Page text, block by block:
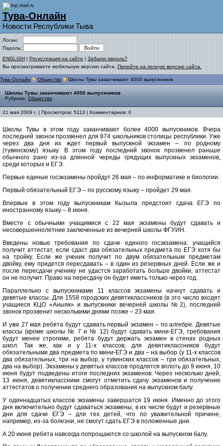
Тува-Онлайн
Новости Республики Тыва
Логин:
Пароль:
ENGLISH | Регистрация на сайте | Забыли пароль?
Вы просматриваете мобильную версию сайта. Перейти на полную версию сайта.
Тува-Онлайн Общество Школы Тувы заканчивают 4000 выпускников
Школы Тувы заканчивают 4000 выпускников
Рубрика: Общество
21 мая 2009 г. | Просмотров: 5113 | Комментариев: 0
Школы Тувы в этом году заканчивают более 4000 выпускников. Вчера
последний звонок прозвенел для 874 школьников столицы республики. Уже
через два дня их ждет первый выпускной экзамен – по родному
(тувинскому) языку. В этом году последний звонок прозвенел раньше
обычного рано из-за длинной череды грядущих выпускных экзаменов,
среди которых и ЕГЭ.
Первые единые госэкзамены пройдут 26 мая – по информатике и биологии.
Первый обязательный ЕГЭ – по русскому языку – пройдет 29 мая.
Впервые в этом году выпускникам Кызыла предстоит сдача ЕГЭ по
иностранному языку – 8 июня.
Вместе с обычными учащимися с 22 мая экзамены будут сдавать и
несовершеннолетние заключенные из вечерней школы ФГУИН.
Введены новые требования по сдаче единого госэкзамена: учащийся
получит аттестат, если сдаст два обязательных предмета по ЕГЭ хотя бы
на тройку. Если же ученик получит по двум обязательным предметам
двойку, ему придется пересдавать – в один из резервных дней. Если же и
после пересдачи ученику не удастся заработать больше двойки, аттестат
он не получит. Право на пересдачу он будет иметь только через год.
Параллельно с выпускниками 11 классов экзамены начнут сдавать и
девятые классы. Для 1558 городских девятиклассников (в это число входят
учащиеся КЦО «Аныяк» и выпускники вечерней школы №2), последний
звонок прозвенит несколькими днями позже – 23 мая.
И уже 27 мая ребята будут сдавать первый экзамен – по алгебре. Девятые
классы (кроме школы № 7 и № 12) будут сдавать мини-ЕГЭ, требования
будут менее строгими, ребята будут держать экзамен в стенах родных
школ. Так же, как и у 11-х классов, для девятиклассников будут
обязательными два предмета по мини-ЕГЭ и два – на выбор (у 11-х классов
два обязательных, три на выбор, у тувинских классов – три обязательных,
два на выбор). Экзамены у девятых классов продлятся вплоть до 9 июня, 10
июня будут подведены итоги последних экзаменов. Через несколько дней,
13 июня, девятиклассники смогут отметить сдачу экзаменов и получение
аттестатов о получении среднего образования на выпускном балу.
У одиннадцатых классов экзамены завершатся 19 июня. Именно до этого
дня включительно будут сдаваться экзамены, в их числе будут и резервные
дни для сдачи ЕГЭ – для тех детей, что по уважительной причине,
например, из-за болезни, не смогут сдать ЕГЭ в положенные дни.
А 20 июня ребята навсегда попрощаются со школой на выпускном балу.